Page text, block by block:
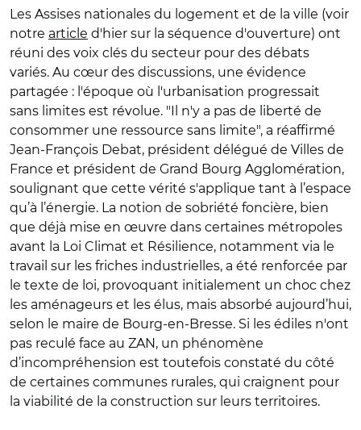
Les Assises nationales du logement et de la ville (voir
notre article d'hier sur la séquence d'ouverture) ont
réuni des voix clés du secteur pour des débats
variés. Au cœur des discussions, une évidence
partagée : l'époque où l'urbanisation progressait
sans limites est révolue. "Il n'y a pas de liberté de
consommer une ressource sans limite", a réaffirmé
Jean-François Debat, président délégué de Villes de
France et président de Grand Bourg Agglomération,
soulignant que cette vérité s'applique tant à l’espace
qu’à l’énergie. La notion de sobriété foncière, bien
que déjà mise en œuvre dans certaines métropoles
avant la Loi Climat et Résilience, notamment via le
travail sur les friches industrielles, a été renforcée par
le texte de loi, provoquant initialement un choc chez
les aménageurs et les élus, mais absorbé aujourd’hui,
selon le maire de Bourg-en-Bresse. Si les édiles n'ont
pas reculé face au ZAN, un phénomène
d’incompréhension est toutefois constaté du côté
de certaines communes rurales, qui craignent pour
la viabilité de la construction sur leurs territoires.